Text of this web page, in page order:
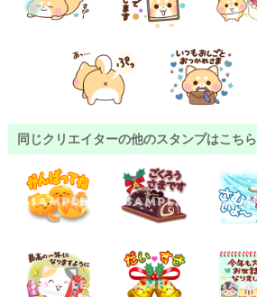
同じクリエイターの他のスタンプはこちら